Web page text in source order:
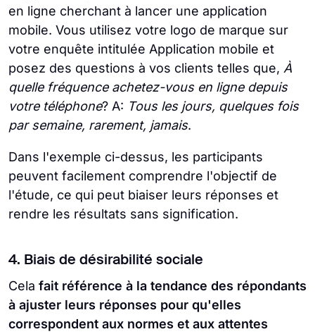
en ligne cherchant à lancer une application
mobile. Vous utilisez votre logo de marque sur
votre enquête intitulée Application mobile et
posez des questions à vos clients telles que, À
quelle fréquence achetez-vous en ligne depuis
votre téléphone? A: Tous les jours, quelques fois
par semaine, rarement, jamais.
Dans l'exemple ci-dessus, les participants
peuvent facilement comprendre l'objectif de
l'étude, ce qui peut biaiser leurs réponses et
rendre les résultats sans signification.
4. Biais de désirabilité sociale
Cela fait référence à la tendance des répondants
à ajuster leurs réponses pour qu'elles
correspondent aux normes et aux attentes